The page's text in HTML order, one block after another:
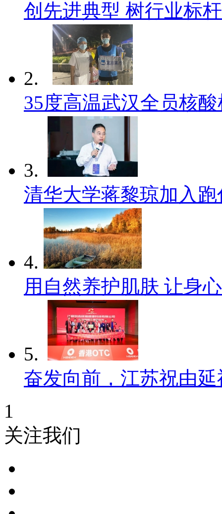
创先进典型 树行业标杆
2.
35度高温武汉全员核
3.
清华大学蒋黎琼加入跑
4.
用自然养护肌肤 让身
5.
奋发向前，江苏祝由延
1
关注我们